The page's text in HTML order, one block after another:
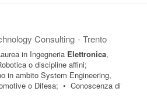
Consulting - Trento
in Ingegneria Elettronica,
o discipline affini;
in ambito System Engineering,
o Difesa; • Conoscenza di